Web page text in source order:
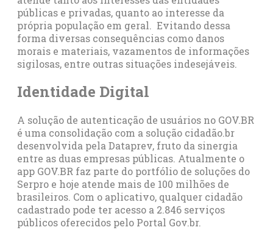
públicas e privadas, quanto ao interesse da
própria população em geral. Evitando dessa
forma diversas consequências como danos
morais e materiais, vazamentos de informações
sigilosas, entre outras situações indesejáveis.
Identidade Digital
A solução de autenticação de usuários no GOV.BR
é uma consolidação com a solução cidadão.br
desenvolvida pela Dataprev, fruto da sinergia
entre as duas empresas públicas. Atualmente o
app GOV.BR faz parte do portfólio de soluções do
Serpro e hoje atende mais de 100 milhões de
brasileiros. Com o aplicativo, qualquer cidadão
cadastrado pode ter acesso a 2.846 serviços
públicos oferecidos pelo Portal Gov.br.